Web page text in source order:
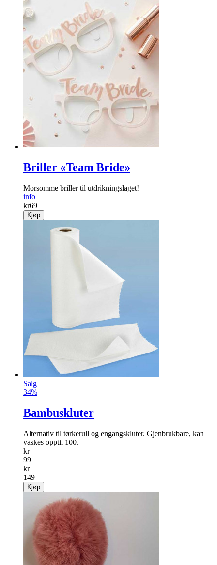
Briller «Team Bride»
Morsomme briller til utdrikningslaget!
info
kr69
Kjøp
Salg
34%
Bambuskluter
Alternativ til tørkerull og engangskluter. Gjenbrukbare, kan
vaskes opptil 100.
kr
99
kr
149
Kjøp